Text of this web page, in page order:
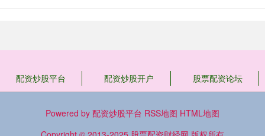
配资炒股平台 配资炒股开户 股票配资论坛
Powered by 配资炒股平台 RSS地图 HTML地图